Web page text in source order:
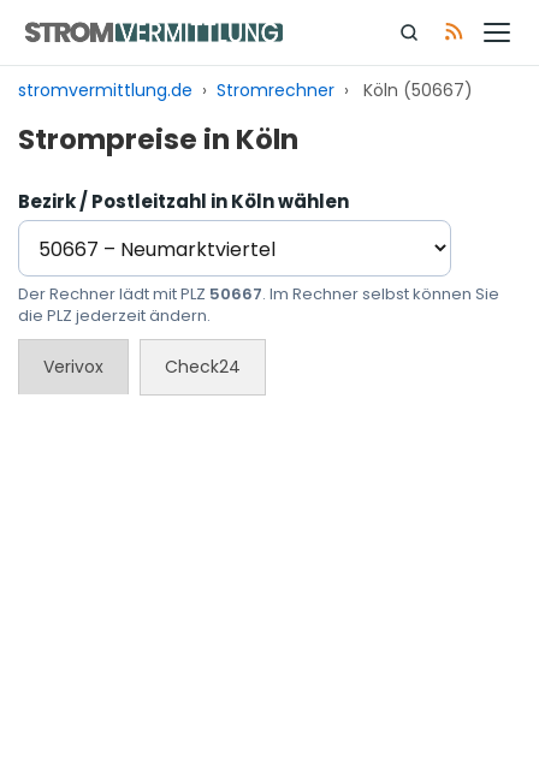
Inhalt
springen
stromvermittlung.de › Stromrechner › Köln (50667)
Strompreise in Köln
Bezirk / Postleitzahl in Köln wählen
Der Rechner lädt mit PLZ 50667. Im Rechner selbst können Sie
die PLZ jederzeit ändern.
Verivox Check24